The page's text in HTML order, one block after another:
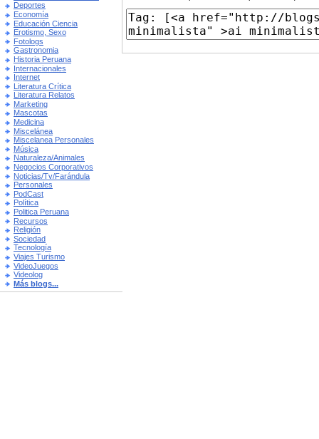
Deportes
Economía
Educación Ciencia
Erotismo, Sexo
Fotologs
Gastronomia
Historia Peruana
Internacionales
Internet
Literatura Crítica
Literatura Relatos
Marketing
Mascotas
Medicina
Miscelánea
Miscelanea Personales
Música
Naturaleza/Animales
Negocios Corporativos
Noticias/Tv/Farándula
Personales
PodCast
Política
Politica Peruana
Recursos
Religión
Sociedad
Tecnología
Viajes Turismo
VideoJuegos
Videolog
Más blogs...